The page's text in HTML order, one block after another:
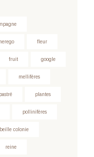
fleur
fruit google
mellifères
pastré plantes
pollinifères
colonie
reine